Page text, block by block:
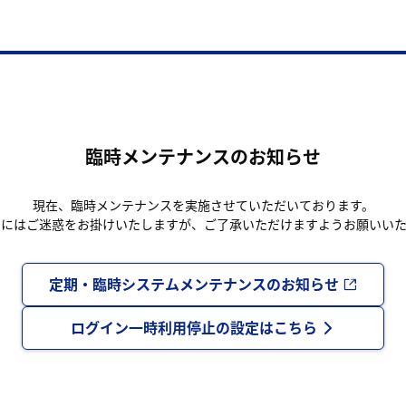
臨時メンテナンスのお知らせ
現在、臨時メンテナンスを実施させていただいております。
はご迷惑をお掛けいたしますが、ご了承いただけますようお願いい
定期・臨時システムメンテナンスのお知らせ
ログイン一時利用停止の設定はこちら